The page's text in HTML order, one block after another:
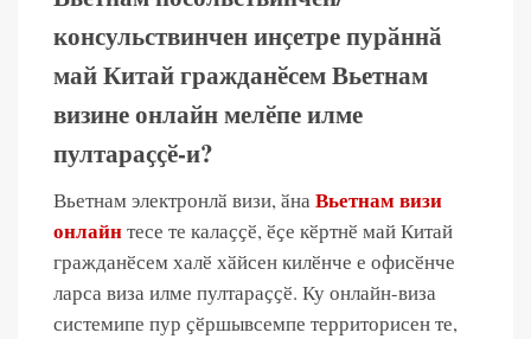
консульствинчен инҫетре пурӑннӑ
май Китай гражданӗсем Вьетнам
визине онлайн мелӗпе илме
пултараҫҫӗ-и?
Вьетнам электронлӑ визи, ӑна Вьетнам визи
онлайнтесе те калаҫҫӗ, ӗҫе кӗртнӗ май Китай
гражданӗсем халӗ хӑйсен килӗнче е офисӗнче
ларса виза илме пултараҫҫӗ. Ку онлайн-виза
системипе пур ҫӗршывсемпе территорисен те,